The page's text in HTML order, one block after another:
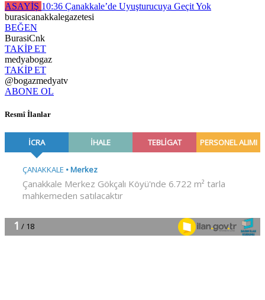
ASAYİŞ 10:36 Çanakkale’de Uyuşturucuya Geçit Yok
burasicanakkalegazetesi
BEĞEN
BurasiCnk
TAKİP ET
medyabogaz
TAKİP ET
@bogazmedyatv
ABONE OL
Resmî İlanlar